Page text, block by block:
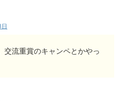
交流重賞のキャンペとかやっ